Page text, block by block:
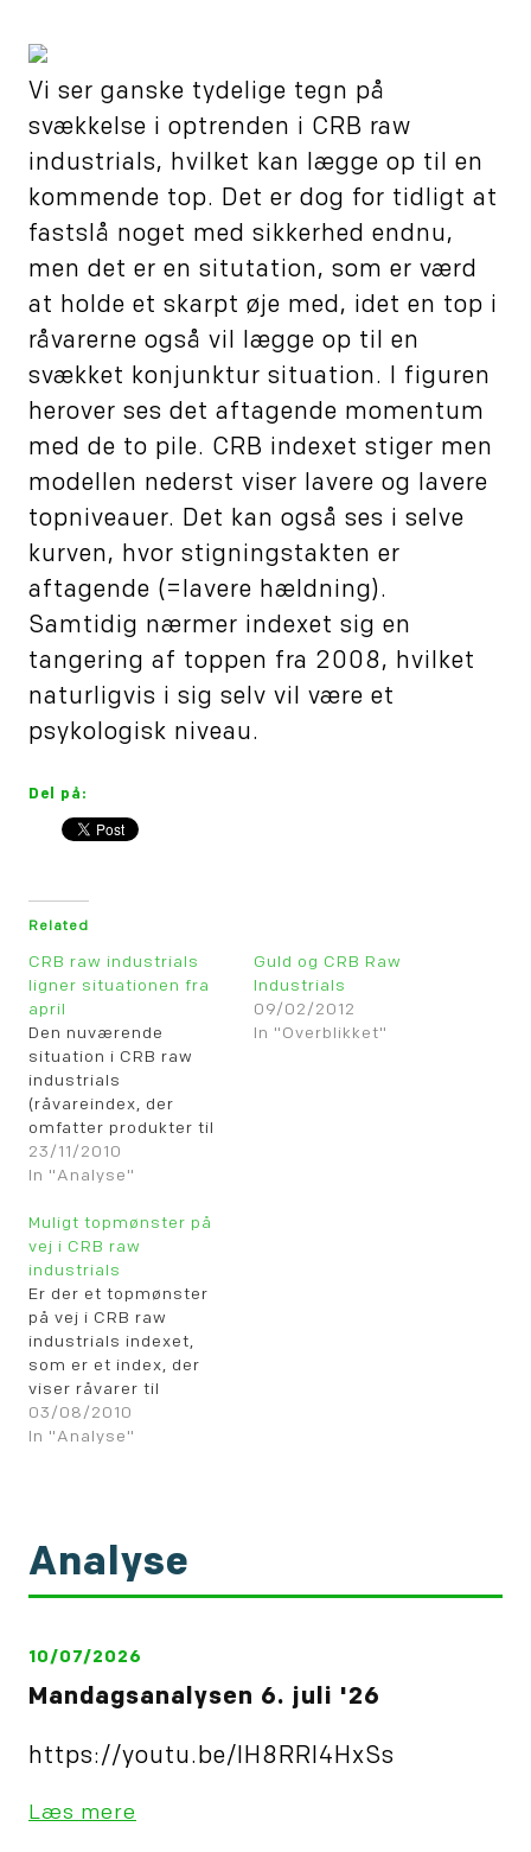
Vi ser ganske tydelige tegn på
svækkelse i optrenden i CRB raw
industrials, hvilket kan lægge op til en
kommende top. Det er dog for tidligt at
fastslå noget med sikkerhed endnu,
men det er en situtation, som er værd
at holde et skarpt øje med, idet en top i
råvarerne også vil lægge op til en
svækket konjunktur situation. I figuren
herover ses det aftagende momentum
med de to pile. CRB indexet stiger men
modellen nederst viser lavere og lavere
topniveauer. Det kan også ses i selve
kurven, hvor stigningstakten er
aftagende (=lavere hældning).
Samtidig nærmer indexet sig en
tangering af toppen fra 2008, hvilket
naturligvis i sig selv vil være et
psykologisk niveau.
Del på:
Related
CRB raw industrials
ligner situationen fra
april
Den nuværende
situation i CRB raw
industrials
(råvareindex, der
omfatter produkter til
industriel
forarbejdning) minder i
ved toppen i april
måned. Endda med det
tillæg, at der er oplæg
til et topmønster ved
brud på den røde
stiplede linie på 546-
547 niv. Læg mærke…
23/11/2010
In "Analyse"
Guld og CRB Raw
Industrials
09/02/2012
In "Overblikket"
Muligt topmønster på
vej i CRB raw
industrials
Er der et topmønster
på vej i CRB raw
industrials indexet,
som er et index, der
viser råvarer til
industriel
forarbejdning. Den
efterfølgende bliver
udløst ved brud på 465
niv.
03/08/2010
In "Analyse"
Analyse
10/07/2026
Mandagsanalysen 6. juli '26
https://youtu.be/IH8RRl4HxSs
Læs mere